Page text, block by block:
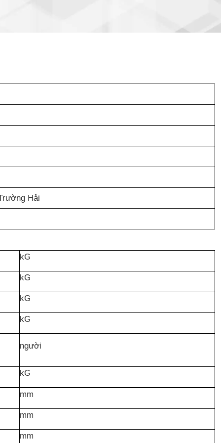
Hải
kG
kG
kG
kG
người
kG
mm
mm
mm